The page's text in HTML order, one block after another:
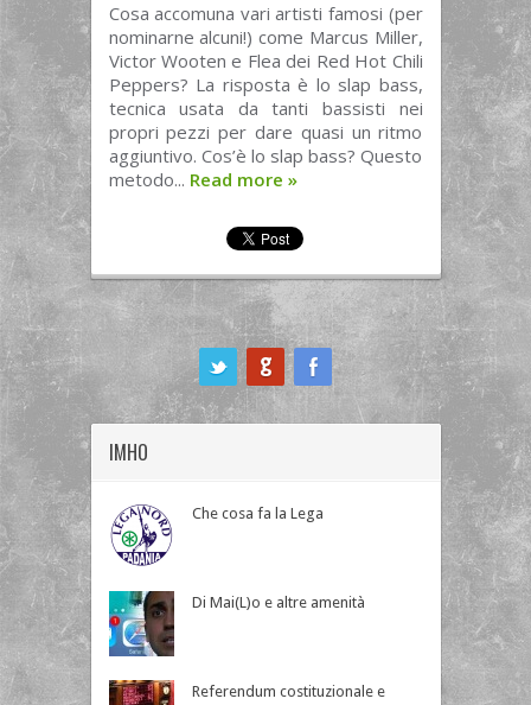
Cosa accomuna vari artisti famosi (per
nominarne alcuni!) come Marcus Miller,
Victor Wooten e Flea dei Red Hot Chili
Peppers? La risposta è lo slap bass,
tecnica usata da tanti bassisti nei
propri pezzi per dare quasi un ritmo
aggiuntivo. Cos’è lo slap bass? Questo
metodo... Read more »
IMHO
Che cosa fa la Lega
Di Mai(L)o e altre amenità
Referendum costituzionale e